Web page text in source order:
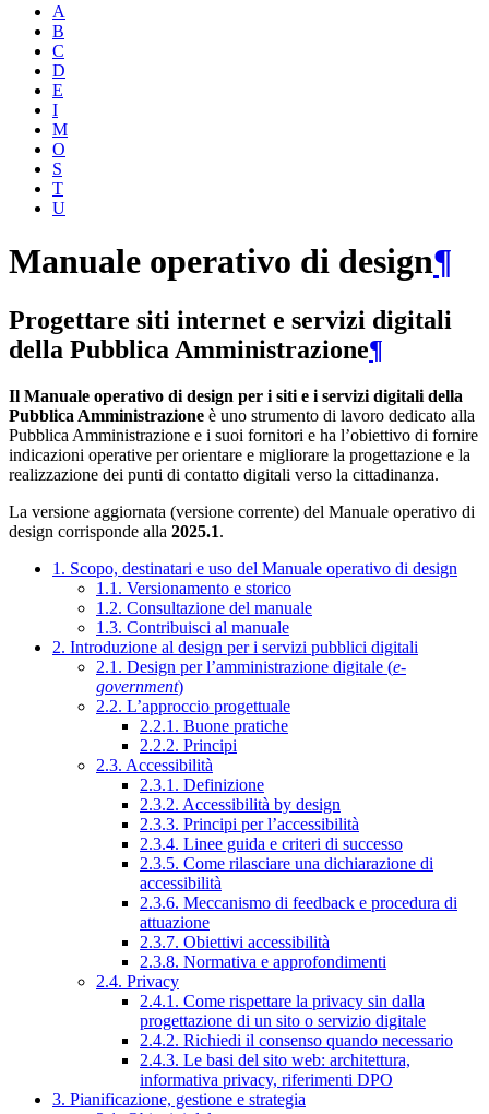
A
B
C
D
E
I
M
O
S
T
U
Manuale operativo di design¶
Progettare siti internet e servizi digitali
della Pubblica Amministrazione¶
Il Manuale operativo di design per i siti e i servizi digitali della
Pubblica Amministrazione è uno strumento di lavoro dedicato alla
Pubblica Amministrazione e i suoi fornitori e ha l’obiettivo di fornire
indicazioni operative per orientare e migliorare la progettazione e la
realizzazione dei punti di contatto digitali verso la cittadinanza.
La versione aggiornata (versione corrente) del Manuale operativo di
design corrisponde alla 2025.1.
1. Scopo, destinatari e uso del Manuale operativo di design
1.1. Versionamento e storico
1.2. Consultazione del manuale
1.3. Contribuisci al manuale
2. Introduzione al design per i servizi pubblici digitali
2.1. Design per l’amministrazione digitale (e-
government)
2.2. L’approccio progettuale
2.2.1. Buone pratiche
2.2.2. Principi
2.3. Accessibilità
2.3.1. Definizione
2.3.2. Accessibilità by design
2.3.3. Principi per l’accessibilità
2.3.4. Linee guida e criteri di successo
2.3.5. Come rilasciare una dichiarazione di
accessibilità
2.3.6. Meccanismo di feedback e procedura di
attuazione
2.3.7. Obiettivi accessibilità
2.3.8. Normativa e approfondimenti
2.4. Privacy
2.4.1. Come rispettare la privacy sin dalla
progettazione di un sito o servizio digitale
2.4.2. Richiedi il consenso quando necessario
2.4.3. Le basi del sito web: architettura,
informativa privacy, riferimenti DPO
3. Pianificazione, gestione e strategia